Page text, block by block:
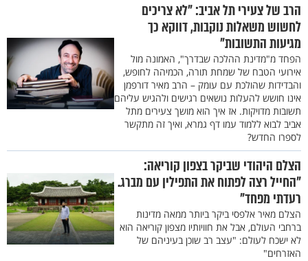
הרב של צעירי תל אביב: "לא צריכים
לחשוש משאלות נוקבות, דווקא כך
מגיעות התשובות"
הפחד מ"מדינת ההלכה שבדרך", האמונה מול
אירועי הטבח של שמחת תורה, הכמיהה לחופש,
והבדידות שהולכת עם עומק – הרב מאיר דורפמן
אינו חושש להעלות נושאים רגישים ולהגיש עליהם
תשובות מדויקות. אז איך הוא מושך צעירים מתל
אביב לבוא ללמוד עמו דף גמרא, ואיך זה מתקשר
לספרו החדש?
הצלם היהודי שביקר בצפון קוריאה:
"החייל רצה לפתוח את התפילין עם מברג.
רעדתי מפחד"
הצלם מאיר אלפסי ביקר ביותר ממאה מדינות
ברחבי העולם, אבל את חוויותיו מצפון קוריאה הוא
לא ישכח לעולם: "עצב רב שוכן בעיניהם של
האזרחים"